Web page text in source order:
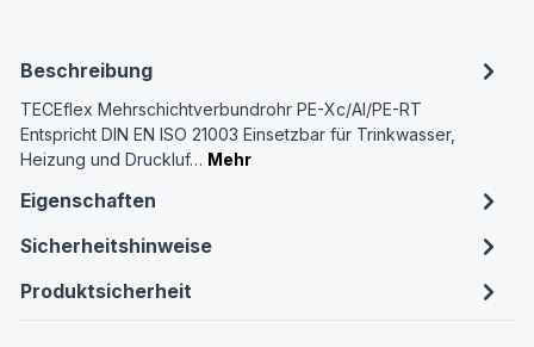
Beschreibung
TECEflex Mehrschichtverbundrohr PE-Xc/Al/PE-RT
Entspricht DIN EN ISO 21003 Einsetzbar für Trinkwasser,
Heizung und Druckluf… Mehr
Eigenschaften
Sicherheitshinweise
Produktsicherheit